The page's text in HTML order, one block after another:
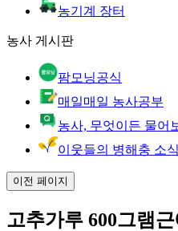
농기계 장터
농사 게시판
팜모닝공식
매일매일 농사공부
농사, 무엇이든 물어
이웃들의 병해충 소식
이전 페이지
고추가루 600그램